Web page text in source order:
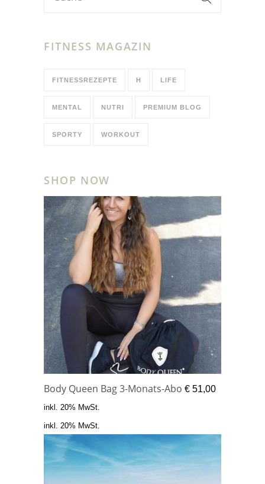
FITNESS MAGAZIN
FITNESSREZEPTE H LIFE
MENTAL NUTRI PREMIUM BLOG
SPORTY WORKOUT
SHOP NOW
Body Queen Bag 3-Monats-Abo € 51,00
inkl. 20% MwSt.
inkl. 20% MwSt.